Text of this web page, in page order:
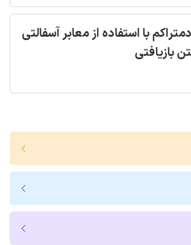
با استفاده از معابر آسفالتی
بازیافتی